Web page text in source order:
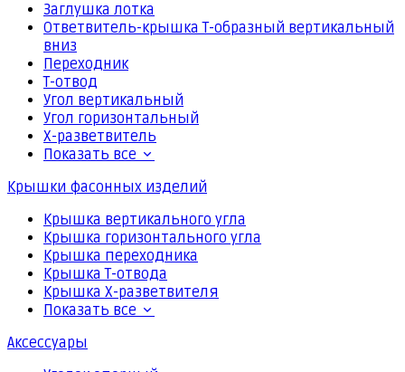
Заглушка лотка
Ответвитель-крышка Т-образный вертикальный
вниз
Переходник
Т-отвод
Угол вертикальный
Угол горизонтальный
Х-разветвитель
Показать все
Крышки фасонных изделий
Крышка вертикального угла
Крышка горизонтального угла
Крышка переходника
Крышка Т-отвода
Крышка Х-разветвителя
Показать все
Аксессуары